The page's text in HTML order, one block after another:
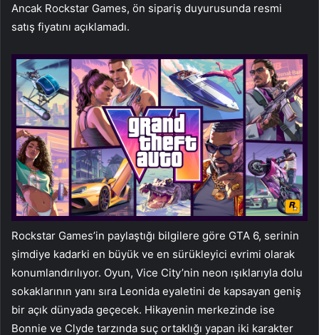
Ancak Rockstar Games, ön sipariş duyurusunda resmi
satış fiyatını açıklamadı.
Rockstar Games’in paylaştığı bilgilere göre GTA 6, serinin
şimdiye kadarki en büyük ve en sürükleyici evrimi olarak
konumlandırılıyor. Oyun, Vice City’nin neon ışıklarıyla dolu
sokaklarının yanı sıra Leonida eyaletini de kapsayan geniş
bir açık dünyada geçecek. Hikayenin merkezinde ise
Bonnie ve Clyde tarzında suç ortaklığı yapan iki karakter